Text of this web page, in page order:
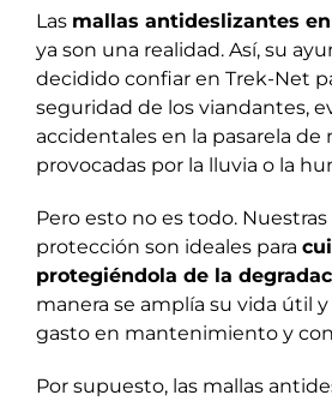
Las mallas antideslizantes
ya son una realidad. Así, su
decidido confiar en Trek-Net
seguridad de los viandantes,
accidentales en la pasarela de
provocadas por la lluvia o la
Pero esto no es todo.
protección son ideales para
protegiéndola de la
manera se amplía su vida útil
gasto en mantenimiento y
Por supuesto, las mallas